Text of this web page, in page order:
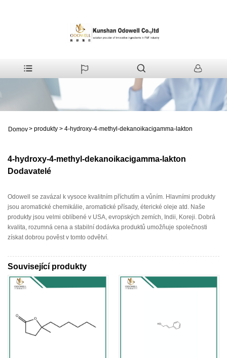
Domov> produkty > 4-hydroxy-4-methyl-dekanoikacigamma-lakton
4-hydroxy-4-methyl-dekanoikacigamma-lakton
Dodavatelé
Odowell se zavázal k vysoce kvalitním příchutím a vůním. Hlavními produkty
jsou aromatické chemikálie, aromatické přísady, éterické oleje atd. Naše
produkty jsou velmi oblíbené v USA, evropských zemích, Indii, Koreji. Dobrá
kvalita, rozumná cena a stabilní dodávka produktů umožňuje společnosti
získat dobrou pověst v tomto odvětví.
Související produkty